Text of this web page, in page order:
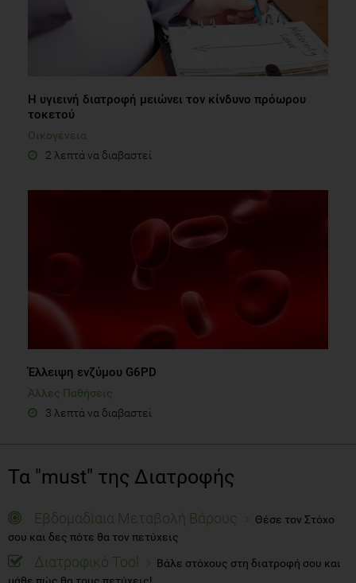
H υγιεινή διατροφή μειώνει τον κίνδυνο πρόωρου
τοκετού
Οικογένεια
2 λεπτά να διαβαστεί
Έλλειψη ενζύμου G6PD
Άλλες Παθήσεις
3 λεπτά να διαβαστεί
Τα "must" της Διατροφής
Εβδομαδίαια Μεταβολή Βάρους
Θέσε τον Στόχο
σου και δες πότε θα τον πετύχεις
Διατροφικό Tool
Βάλε στόχους στη διατροφή σου και
μάθε πώς θα τους πετύχεις!